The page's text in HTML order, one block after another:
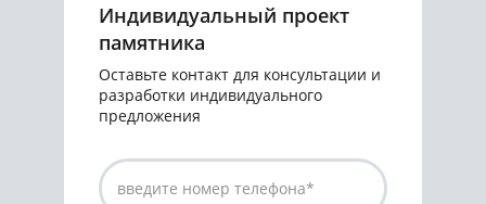
Индивидуальный проект
памятника
Оставьте контакт для консультации и
разработки индивидуального
предложения